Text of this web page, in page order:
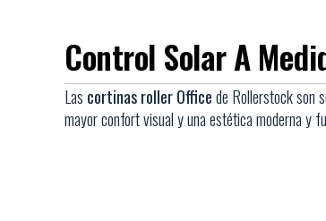
Control Solar A
Las cortinas roller Officede Rollerstock son
mayor confort visual y una estética moderna y